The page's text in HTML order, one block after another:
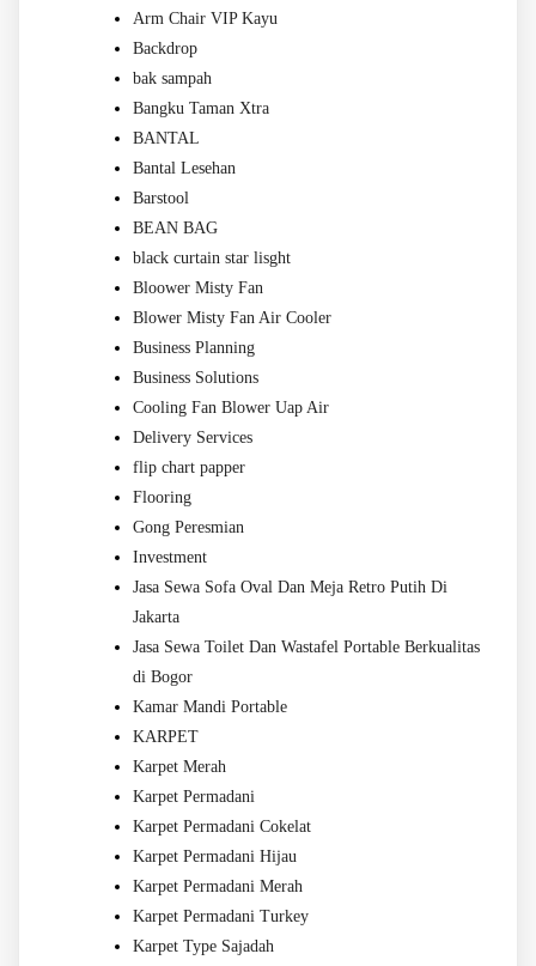
Arm Chair VIP Kayu
Backdrop
bak sampah
Bangku Taman Xtra
BANTAL
Bantal Lesehan
Barstool
BEAN BAG
black curtain star lisght
Bloower Misty Fan
Blower Misty Fan Air Cooler
Business Planning
Business Solutions
Cooling Fan Blower Uap Air
Delivery Services
flip chart papper
Flooring
Gong Peresmian
Investment
Jasa Sewa Sofa Oval Dan Meja Retro Putih Di
Jakarta
Jasa Sewa Toilet Dan Wastafel Portable Berkualitas
di Bogor
Kamar Mandi Portable
KARPET
Karpet Merah
Karpet Permadani
Karpet Permadani Cokelat
Karpet Permadani Hijau
Karpet Permadani Merah
Karpet Permadani Turkey
Karpet Type Sajadah